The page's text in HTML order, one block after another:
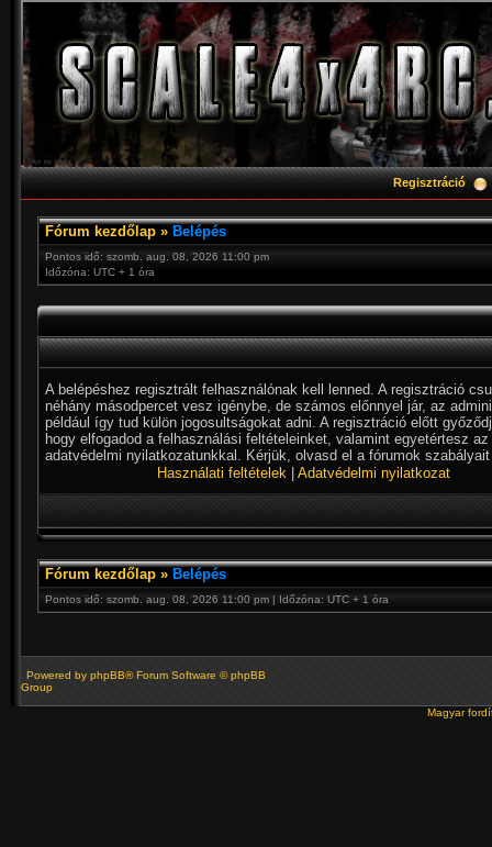
Regisztráció
Fórum kezdőlap » Belépés
Pontos idő: szomb. aug. 08, 2026 11:00 pm
Időzóna: UTC + 1 óra
A belépéshez regisztrált felhasználónak kell lenned. A regisztráció
néhány másodpercet vesz igénybe, de számos előnnyel jár, az
például így tud külön jogosultságokat adni. A regisztráció előtt
hogy elfogadod a felhasználási feltételeinket, valamint egyetértesz az
adatvédelmi nyilatkozatunkkal. Kérjük, olvasd el a fórumok
Használati feltételek| Adatvédelmi nyilatkozat
Fórum kezdőlap » Belépés
Pontos idő: szomb. aug. 08, 2026 11:00 pm | Időzóna: UTC + 1 óra
Powered by phpBB® Forum Software © phpBB
Group
Magyar